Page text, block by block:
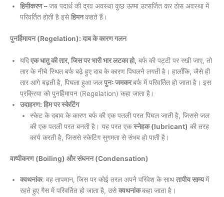
हिमीकरण –जब पदार्थ की द्रव अवस्था कुछ ऊष्मा उत्सर्जित कर ठोस अवस्था में
परिवर्तित होती है इसेहिमनकहते हैं।
पुनर्हिमायन (Regelation): दाब के कारण गलन
यदिएक धातु की तार, जिस पर भारी भार लटका हो, बर्फ की पट्टी पर रखी जाए, तो
तार के नीचे स्थित बर्फ बढ़े हुए दाब के कारण पिघलने लगती है। हालाँकि, जैसे ही
तार आगे बढ़ती है, पिघला हुआ जलपुनः जमकरबर्फ में परिवर्तित हो जाता है। इस
प्रक्रिया को पुनर्हिमायन (Regelation) कहा जाता है।
उदाहरण: हिम पर स्केटिंग
स्केट के दबाव के कारण बर्फ की एक पतली परत पिघल जाती है, जिससे जल
की एक पतली परत बनती है। यह परत एकस्नेहक (lubricant) की तरह
कार्य करती है, जिससे स्केटिंग सुगमता से संभव हो पाती है।
वाष्पीकरण (Boiling) और संघनन (Condensation)
क्वथनांक: वह तापमान, जिस पर कोई तरल अपने परिवेश के साथतापीय साम्यमें
रहते हुए गैस में परिवर्तित हो जाता है, उसेक्वथनांककहा जाता है।